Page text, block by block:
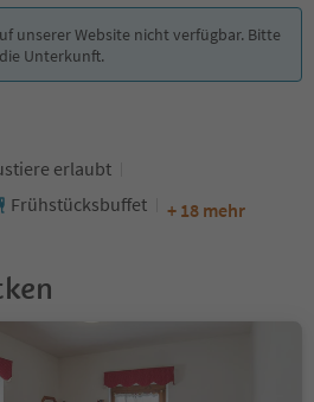
unserer Website nicht verfügbar. Bitte
Unterkunft.
erlaubt
Frühstücksbuffet + 18 mehr